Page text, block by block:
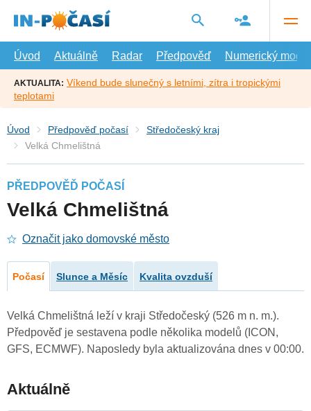
hlavní
Úvod
Aktuálně Radar Předpověď Numerický model
AKTUALITA: Víkend bude slunečný s letními, zítra i tropickými
teplotami
Úvod Předpověď počasí
Středočeský kraj
Velká Chmelištná
PŘEDPOVĚĎ POČASÍ
Velká Chmelištná
Označit jako domovské město
Počasí Slunce a Měsíc Kvalita ovzduší
Velká Chmelištná leží v kraji Středočeský (526 m n. m.).
Předpověď je sestavena podle několika modelů (ICON,
GFS, ECMWF). Naposledy byla aktualizována dnes v 00:00.
Aktuálně